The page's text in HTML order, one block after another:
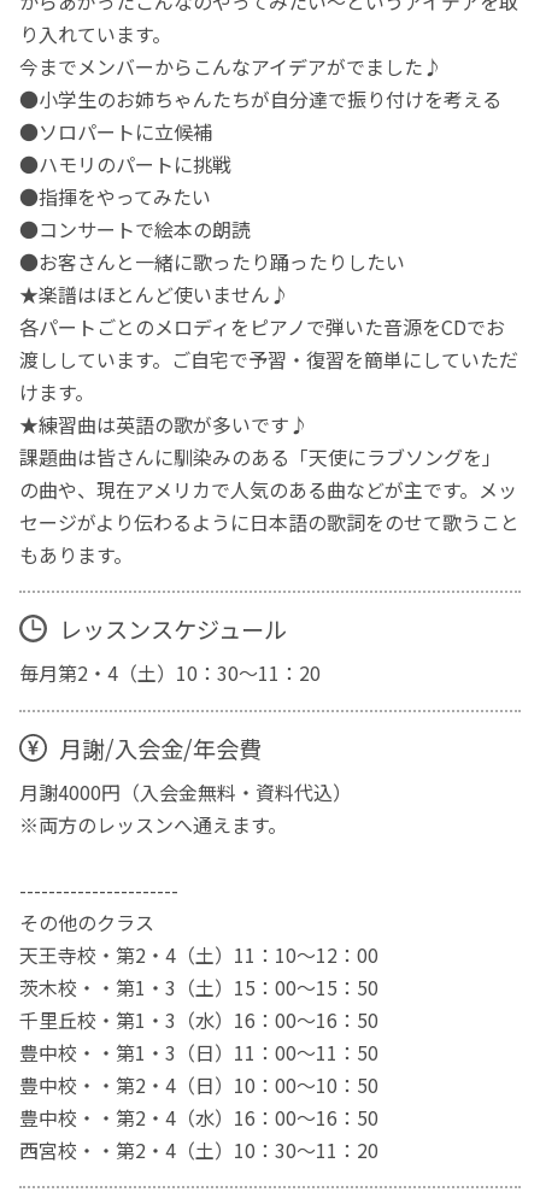
り入れています。
今までメンバーからこんなアイデアがでました♪
●小学生のお姉ちゃんたちが自分達で振り付けを考える
●ソロパートに立候補
●ハモリのパートに挑戦
●指揮をやってみたい
●コンサートで絵本の朗読
●お客さんと一緒に歌ったり踊ったりしたい
★楽譜はほとんど使いません♪
各パートごとのメロディをピアノで弾いた音源をCDでお
渡ししています。ご自宅で予習・復習を簡単にしていただ
けます。
★練習曲は英語の歌が多いです♪
課題曲は皆さんに馴染みのある「天使にラブソングを」
の曲や、現在アメリカで人気のある曲などが主です。メッ
セージがより伝わるように日本語の歌詞をのせて歌うこと
もあります。
レッスンスケジュール
毎月第2・4（土）10：30～11：20
月謝/入会金/年会費
月謝4000円（入会金無料・資料代込）
※両方のレッスンへ通えます。
----------------------
その他のクラス
天王寺校・第2・4（土）11：10～12：00
茨木校・・第1・3（土）15：00～15：50
千里丘校・第1・3（水）16：00～16：50
豊中校・・第1・3（日）11：00～11：50
豊中校・・第2・4（日）10：00～10：50
豊中校・・第2・4（水）16：00～16：50
西宮校・・第2・4（土）10：30～11：20